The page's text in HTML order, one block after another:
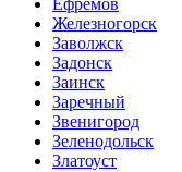
Железногорск
Заволжск
Задонск
Заинск
Заречный
Звенигород
Зеленодольск
Златоуст